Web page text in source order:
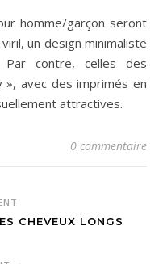
homme/garçon seront
un design minimaliste
contre, celles des
avec des imprimés en
attractives.
0 commentaire
CHEVEUX LONGS